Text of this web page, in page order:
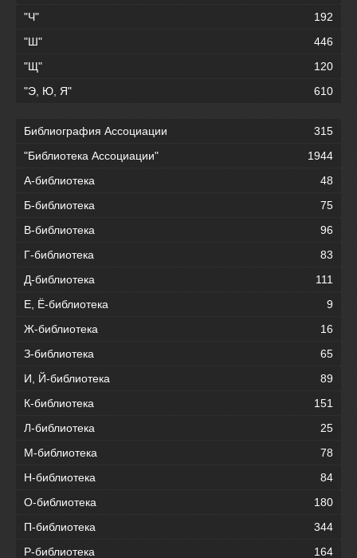
"Ч"
192
"Ш"
446
"Щ"
120
"Э, Ю, Я"
610
Библиография Ассоциации
315
"Библиотека Ассоциации"
1944
А-библиотека
48
Б-библиотека
75
В-библиотека
96
Г-библиотека
83
Д-библиотека
111
Е, Ё-библиотека
9
Ж-библиотека
16
З-библиотека
65
И, Й-библиотека
89
К-библиотека
151
Л-библиотека
25
М-библиотека
78
Н-библиотека
84
О-библиотека
180
П-библиотека
344
Р-библиотека
164